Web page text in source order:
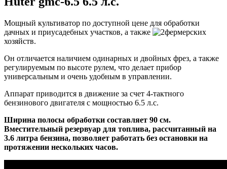
Мощный культиватор по доступной цене для обработки
дачных и приусадебных участков, а также
фермерских
хозяйств.
Он отличается наличием одинарных и двойных фрез, а также
регулируемым по высоте рулем, что делает прибор
универсальным и очень удобным в управлении.
Аппарат приводится в движение за счет 4-тактного
бензинового двигателя с мощностью 6.5 л.с.
Ширина полосы обработки составляет 90 см.
Вместительный резервуар для топлива, рассчитанный на
3.6 литра бензина, позволяет работать без остановки на
протяжении нескольких часов.